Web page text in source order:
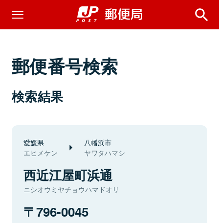
郵便番号検索
検索結果
愛媛県
エヒメケン
八幡浜市
ヤワタハマシ
西近江屋町浜通
ニシオウミヤチョウハマドオリ
796-0045